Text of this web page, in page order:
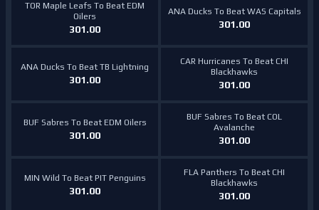
TOR Maple Leafs To Beat EDM
Oilers
301.00
ANA Ducks To Beat WAS Capitals
301.00
ANA Ducks To Beat TB Lightning
301.00
CAR Hurricanes To Beat CHI
Blackhawks
301.00
BUF Sabres To Beat EDM Oilers
301.00
BUF Sabres To Beat COL
Avalanche
301.00
MIN Wild To Beat PIT Penguins
301.00
FLA Panthers To Beat CHI
Blackhawks
301.00